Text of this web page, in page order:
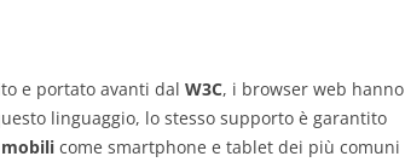
e portato avanti dal W3C, i browser web hanno
linguaggio, lo stesso supporto è garantito
come smartphone e tablet dei più comuni